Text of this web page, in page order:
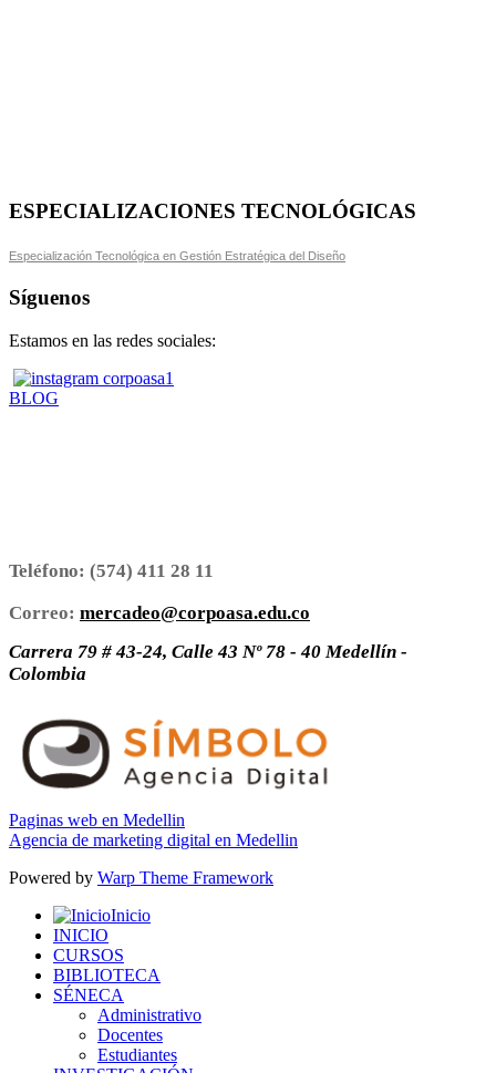
ESPECIALIZACIONES TECNOLÓGICAS
Especialización Tecnológica en Gestión Estratégica del Diseño
Síguenos
Estamos en las redes sociales:
BLOG
Teléfono: (574) 411 28 11
Correo: mercadeo@corpoasa.edu.co
Carrera 79 # 43-24, Calle 43 Nº 78 - 40 Medellín -
Colombia
Paginas web en Medellin
Agencia de marketing digital en Medellin
Powered by Warp Theme Framework
Inicio
INICIO
CURSOS
BIBLIOTECA
SÉNECA
Administrativo
Docentes
Estudiantes